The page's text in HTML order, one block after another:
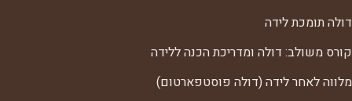
דולה תומכת לידה
קורס משולב: דולה ומדריכת הכנה ללידה
מלווה לאחר לידה (דולה פוסטפארטום)